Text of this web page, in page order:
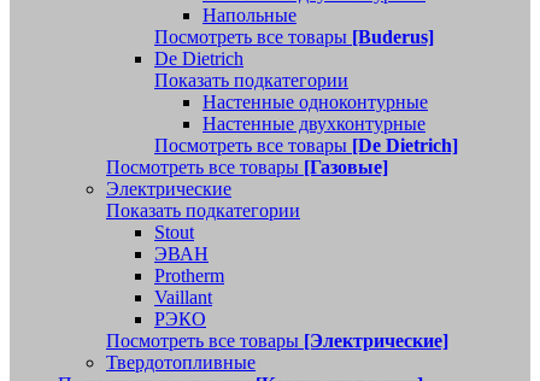
Напольные
Посмотреть все товары [Buderus]
De Dietrich
Показать подкатегории
Настенные одноконтурные
Настенные двухконтурные
Посмотреть все товары [De Dietrich]
Посмотреть все товары [Газовые]
Электрические
Показать подкатегории
Stout
ЭВАН
Protherm
Vaillant
РЭКО
Посмотреть все товары [Электрические]
Твердотопливные